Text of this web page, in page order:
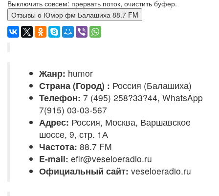
Выключить совсем: прервать поток, очистить буфер.
Отзывы о Юмор фм Балашиха 88.7 FM
Жанр: humor
Страна (Город) : Россия (Балашиха)
Телефон: 7 (495) 258?33?44, WhatsApp
7(915) 03-03-567
Адрес: Россия, Москва, Варшавское
шоссе, 9, стр. 1А
Частота: 88.7 FM
E-mail: efir@veseloeradio.ru
Официальный сайт: veseloeradio.ru